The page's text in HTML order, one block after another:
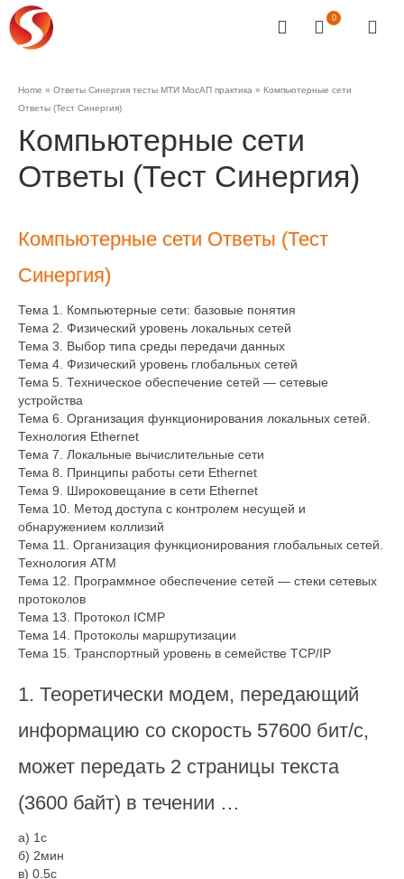
0
Home » Ответы Синергия тесты МТИ МосАП практика » Компьютерные сети
Ответы (Тест Синергия)
Компьютерные сети
Ответы (Тест Синергия)
Компьютерные сети Ответы (Тест
Синергия)
Тема 1. Компьютерные сети: базовые понятия
Тема 2. Физический уровень локальных сетей
Тема 3. Выбор типа среды передачи данных
Тема 4. Физический уровень глобальных сетей
Тема 5. Техническое обеспечение сетей — сетевые
устройства
Тема 6. Организация функционирования локальных сетей.
Технология Ethernet
Тема 7. Локальные вычислительные сети
Тема 8. Принципы работы сети Ethernet
Тема 9. Широковещание в сети Ethernet
Тема 10. Метод доступа с контролем несущей и
обнаружением коллизий
Тема 11. Организация функционирования глобальных сетей.
Технология АТМ
Тема 12. Программное обеспечение сетей — стеки сетевых
протоколов
Тема 13. Протокол ICMP
Тема 14. Протоколы маршрутизации
Тема 15. Транспортный уровень в семействе TCP/IP
1. Теоретически модем, передающий
информацию со скорость 57600 бит/с,
может передать 2 страницы текста
(3600 байт) в течении …
а) 1с
б) 2мин
в) 0.5с